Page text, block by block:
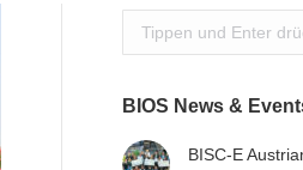
Search:
BIOS News &
BISC-E